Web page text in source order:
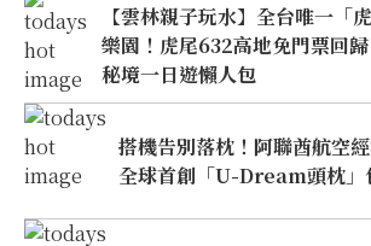
【雲林親子玩水】全台唯一「
樂園！虎尾632高地免門票回
秘境一日遊懶人包
搭機告別落枕！阿聯酋航空
全球首創「U-Dream頭枕」